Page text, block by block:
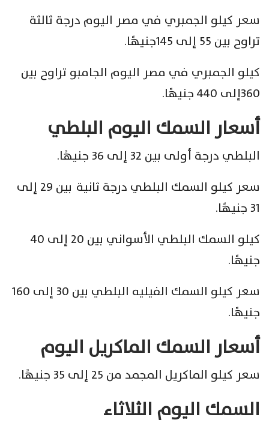
سعر كيلو الجمبري في مصر اليوم درجة ثالثة
تراوح بين 55 إلى 145جنيهًا.
كيلو الجمبري في مصر اليوم الجامبو تراوح بين
360إلى 440 جنيهًا.
أسعار السمك اليوم البلطي
البلطي درجة أولى بين 32 إلى 36 جنيهًا.
سعر كيلو السمك البلطي درجة ثانية بين 29 إلى
31 جنيهًا
.
كيلو السمك البلطي الأسواني بين 20 إلى 40
جنيهًا.
سعر كيلو السمك الفيليه البلطي بين 30 إلى 160
جنيهًا.
أسعار السمك الماكريل اليوم
سعر كيلو الماكريل المجمد من 25 إلى 35 جنيهًا.
السمك اليوم الثلاثاء